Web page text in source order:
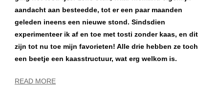
aandacht aan besteedde, tot er een paar maanden
geleden ineens een nieuwe stond. Sindsdien
experimenteer ik af en toe met tosti zonder kaas, en dit
zijn tot nu toe mijn favorieten! Alle drie hebben ze toch
een beetje een kaasstructuur, wat erg welkom is.
READ MORE